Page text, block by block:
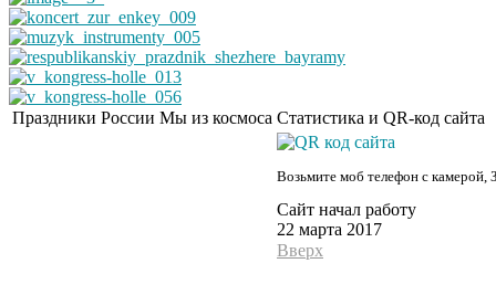
Праздники России Мы из космоса Статистика и QR-код сайта
Возьмите моб телефон с камерой,
Сайт начал работу
22 марта 2017
Вверх